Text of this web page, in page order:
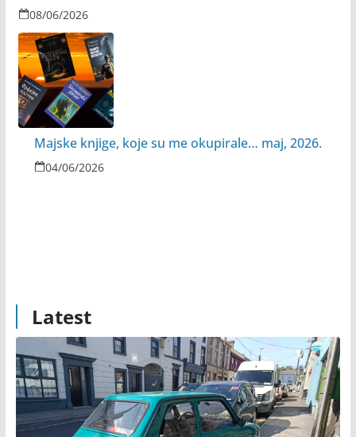
08/06/2026
Majske knjige, koje su me okupirale… maj, 2026.
04/06/2026
Latest